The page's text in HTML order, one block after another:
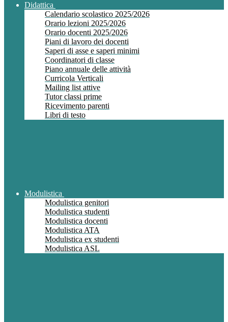
Didattica
Calendario scolastico 2025/2026
Orario lezioni 2025/2026
Orario docenti 2025/2026
Piani di lavoro dei docenti
Saperi di asse e saperi minimi
Coordinatori di classe
Piano annuale delle attività
Curricola Verticali
Mailing list attive
Tutor classi prime
Ricevimento parenti
Libri di testo
Modulistica
Modulistica genitori
Modulistica studenti
Modulistica docenti
Modulistica ATA
Modulistica ex studenti
Modulistica ASL